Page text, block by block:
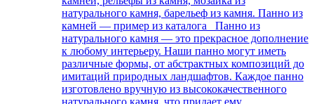
натурального камня, барельеф из камня. Панно из
камней — пример из каталога Панно из
натурального камня — это прекрасное дополнение
к любому интерьеру. Наши панно могут иметь
различные формы, от абстрактных композиций до
имитаций природных ландшафтов. Каждое панно
изготовлено вручную из высококачественного